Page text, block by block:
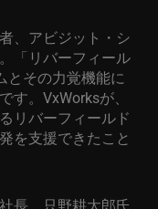
、アビジット・シ
「リバーフィール
とその力覚機能に
す。 VxWorksが、
リバーフィールド
を支援できたこと
長、只野耕太郎氏